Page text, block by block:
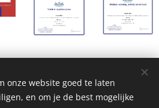
onze website goed te laten
en om je de best mogelijke